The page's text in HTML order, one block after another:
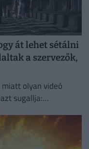
át lehet sétálni
a szervezők,
olyan videó
sugallja: